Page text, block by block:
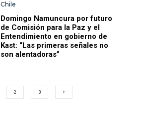
Chile
Domingo Namuncura por futuro
de Comisión para la Paz y el
Entendimiento en gobierno de
Kast: “Las primeras señales no
son alentadoras”
2 3